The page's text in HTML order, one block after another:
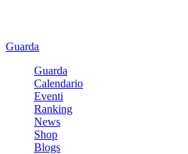
Guarda
Guarda
Calendario
Eventi
Ranking
News
Shop
Blogs